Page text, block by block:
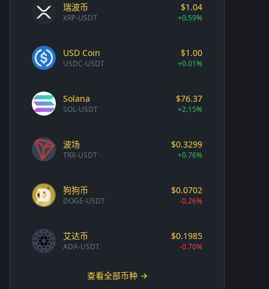
瑞波币
XRP-USDT
$1.04
+0.59%
USD Coin
USDC-USDT
$1.00
+0.01%
Solana
SOL-USDT
$76.37
+2.15%
波场
TRX-USDT
$0.3299
+0.76%
狗狗币
DOGE-USDT
$0.0702
-0.26%
艾达币
ADA-USDT
$0.1985
-0.70%
查看全部币种 →